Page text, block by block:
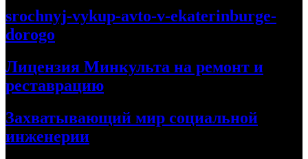
srochnyj-vykup-avto-v-ekaterinburge-
dorogo
Лицензия Минкульта на ремонт и
реставрацию
Захватывающий мир социальной
инженерии